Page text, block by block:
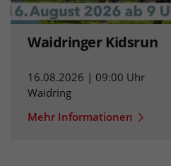
Waidringer Kidsrun
16.08.2026 | 09:00 Uhr
Waidring
Mehr Informationen